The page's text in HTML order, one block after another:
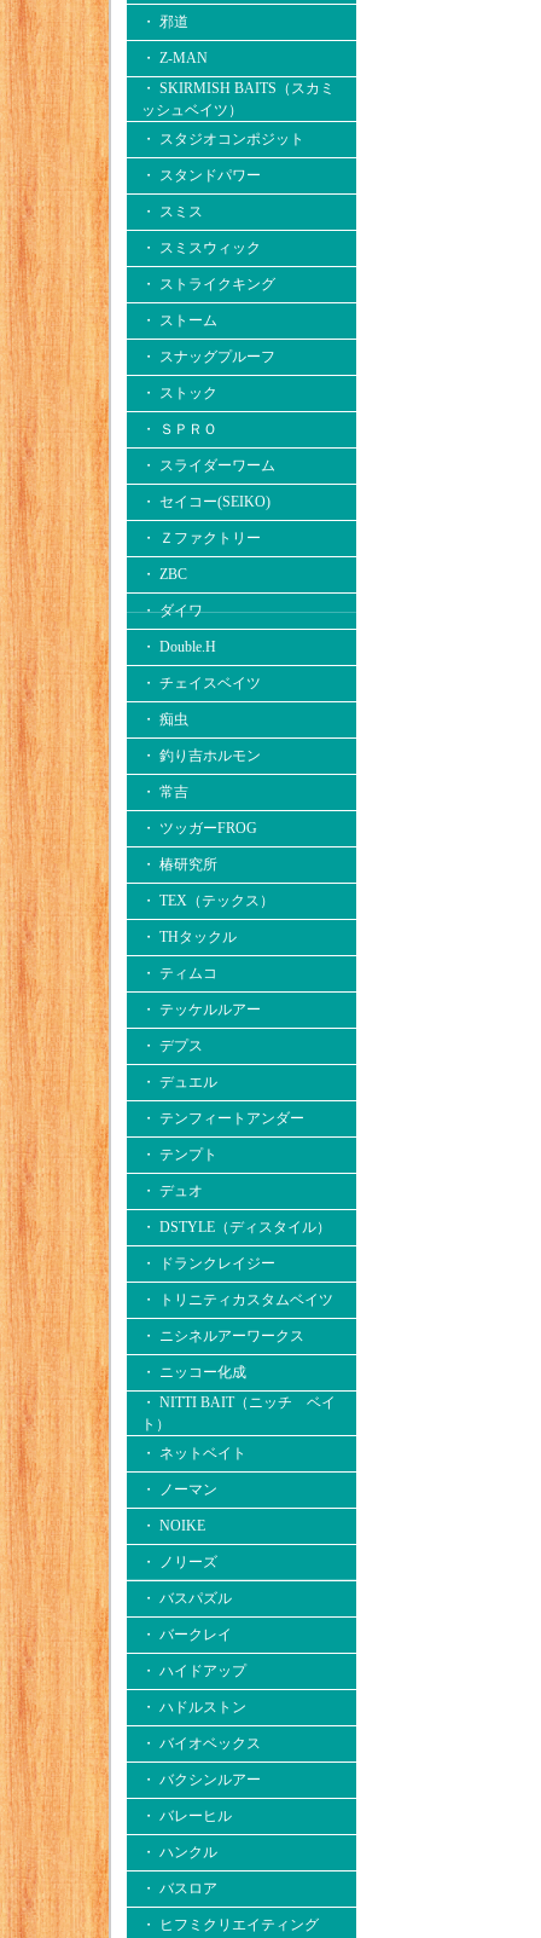
・ 邪道
・ Z-MAN
・ SKIRMISH BAITS（スカミ
ッシュベイツ）
・ スタジオコンポジット
・ スタンドパワー
・ スミス
・ スミスウィック
・ ストライクキング
・ ストーム
・ スナッグプルーフ
・ ストック
・ ＳＰＲＯ
・ スライダーワーム
・ セイコー(SEIKO)
・ Ｚファクトリー
・ ZBC
・ ダイワ
・ Double.H
・ チェイスベイツ
・ 痴虫
・ 釣り吉ホルモン
・ 常吉
・ ツッガーFROG
・ 椿研究所
・ TEX（テックス）
・ THタックル
・ ティムコ
・ テッケルルアー
・ デプス
・ デュエル
・ テンフィートアンダー
・ テンプト
・ デュオ
・ DSTYLE（ディスタイル）
・ ドランクレイジー
・ トリニティカスタムベイツ
・ ニシネルアーワークス
・ ニッコー化成
・ NITTI BAIT（ニッチ ベイ
ト）
・ ネットベイト
・ ノーマン
・ NOIKE
・ ノリーズ
・ バスパズル
・ バークレイ
・ ハイドアップ
・ ハドルストン
・ バイオベックス
・ バクシンルアー
・ バレーヒル
・ ハンクル
・ バスロア
・ ヒフミクリエイティング